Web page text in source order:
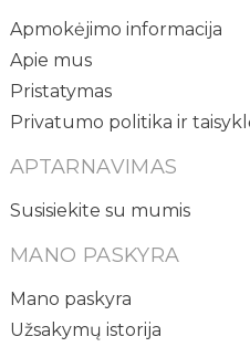
Apmokėjimo informacija
Apie mus
Pristatymas
Privatumo politika ir
APTARNAVIMAS
Susisiekite su mumis
MANO PASKYRA
Mano paskyra
Užsakymų istorija